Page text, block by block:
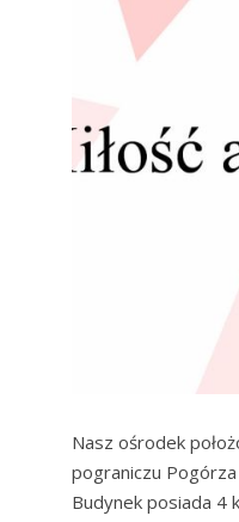
Nasz ośrodek
pograniczu
Budynek posiada 4